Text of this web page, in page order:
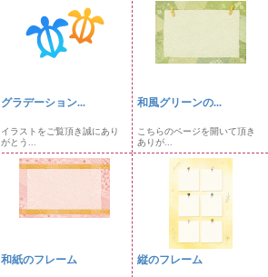
グラデーション...
イラストをご覧頂き誠にあり
がとう...
和風グリーンの...
こちらのページを開いて頂き
ありが...
和紙のフレーム 縦のフレーム